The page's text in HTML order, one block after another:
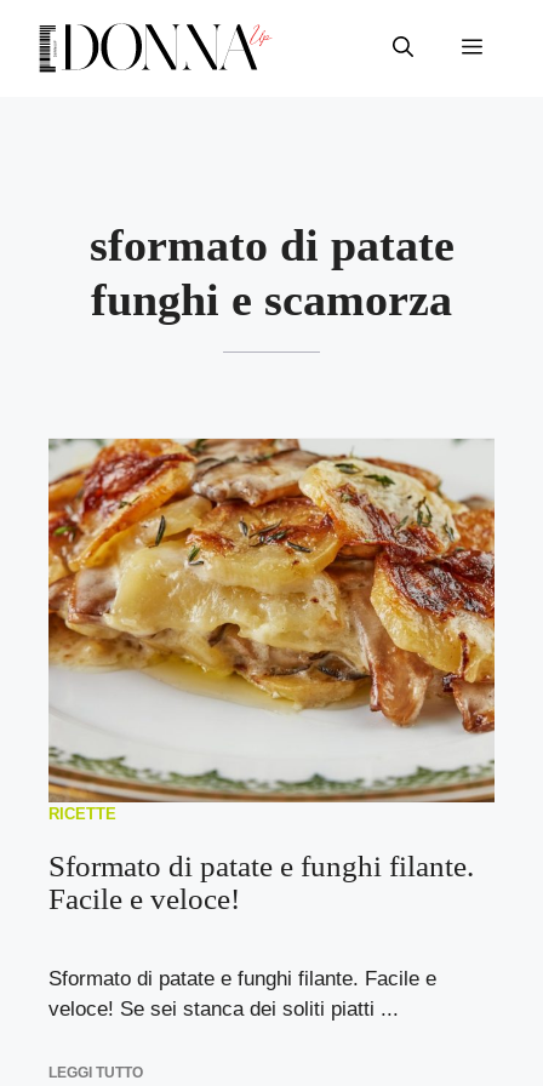
contenuto
Menu
sformato di patate
funghi e scamorza
RICETTE
Sformato di patate e funghi filante.
Facile e veloce!
Sformato di patate e funghi filante. Facile e
veloce! Se sei stanca dei soliti piatti ...
LEGGI TUTTO